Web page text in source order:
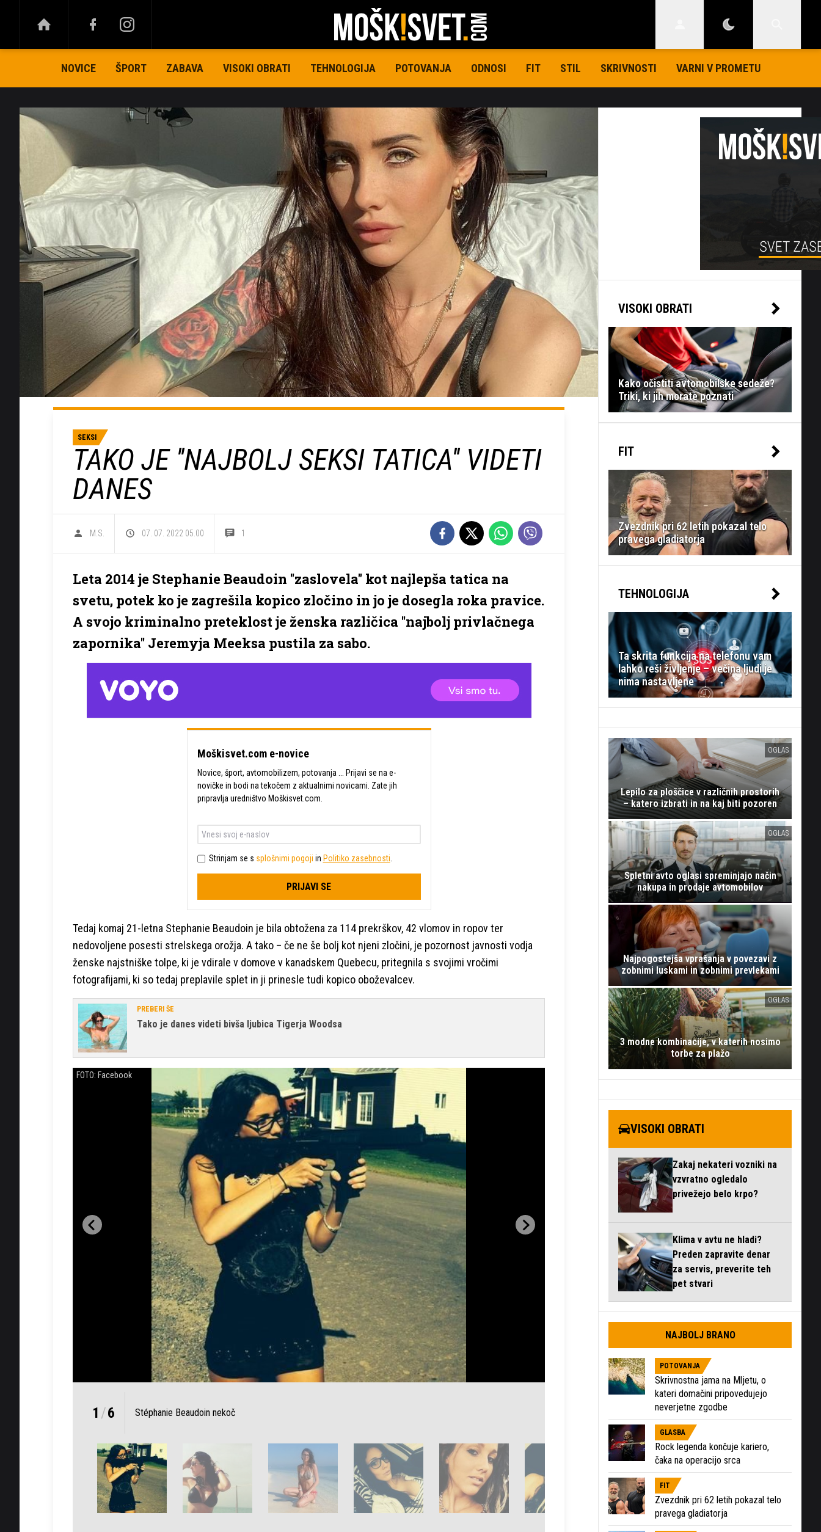
NOVICE ŠPORT ZABAVA VISOKI OBRATI TEHNOLOGIJA POTOVANJA ODNOSI FIT STIL SKRIVNOSTI VARNI V PROMETU
SEKSI
TAKO JE ''NAJBOLJ SEKSI TATICA'' VIDETI
DANES
M.S. 07. 07. 2022 05.00 1
Leta 2014 je Stephanie Beaudoin ''zaslovela'' kot najlepša tatica na
svetu, potek ko je zagrešila kopico zločino in jo je dosegla roka pravice.
A svojo kriminalno preteklost je ženska različica ''najbolj privlačnega
zapornika'' Jeremyja Meeksa pustila za sabo.
Moškisvet.com e-novice
Novice, šport, avtomobilizem, potovanja ... Prijavi se na e-
novičke in bodi na tekočem z aktualnimi novicami. Zate jih
pripravlja uredništvo Moškisvet.com.
Strinjam se s splošnimi pogoji in Politiko zasebnosti
PRIJAVI SE
Tedaj komaj 21-letna Stephanie Beaudoin je bila obtožena za 114 prekrškov, 42 vlomov in ropov ter
nedovoljene posesti strelskega orožja. A tako – če ne še bolj kot njeni zločini, je pozornost javnosti vodja
ženske najstniške tolpe, ki je vdirale v domove v kanadskem Quebecu, pritegnila s svojimi vročimi
fotografijami, ki so tedaj preplavile splet in ji prinesle tudi kopico oboževalcev.
PREBERI ŠE
Tako je danes videti bivša ljubica Tigerja Woodsa
FOTO: Facebook
1 /6 Stéphanie Beaudoin nekoč
VISOKI OBRATI
Kako očistiti avtomobilske sedeže?
Triki, ki jih morate poznati
FIT
Zvezdnik pri 62 letih pokazal telo
pravega gladiatorja
TEHNOLOGIJA
Ta skrita funkcija na telefonu vam
lahko reši življenje – večina ljudi je
nima nastavljene
OGLAS
Lepilo za ploščice v različnih prostorih
– katero izbrati in na kaj biti pozoren
OGLAS
Spletni avto oglasi spreminjajo način
nakupa in prodaje avtomobilov
Najpogostejša vprašanja v povezavi z
zobnimi luskami in zobnimi prevlekami
OGLAS
3 modne kombinacije, v katerih nosimo
torbe za plažo
VISOKI OBRATI
Zakaj nekateri vozniki na
vzvratno ogledalo
privežejo belo krpo?
Klima v avtu ne hladi?
Preden zapravite denar
za servis, preverite teh
pet stvari
NAJBOLJ BRANO
POTOVANJA
Skrivnostna jama na Mljetu, o
kateri domačini pripovedujejo
neverjetne zgodbe
GLASBA
Rock legenda končuje kariero,
čaka na operacijo srca
FIT
Zvezdnik pri 62 letih pokazal telo
pravega gladiatorja